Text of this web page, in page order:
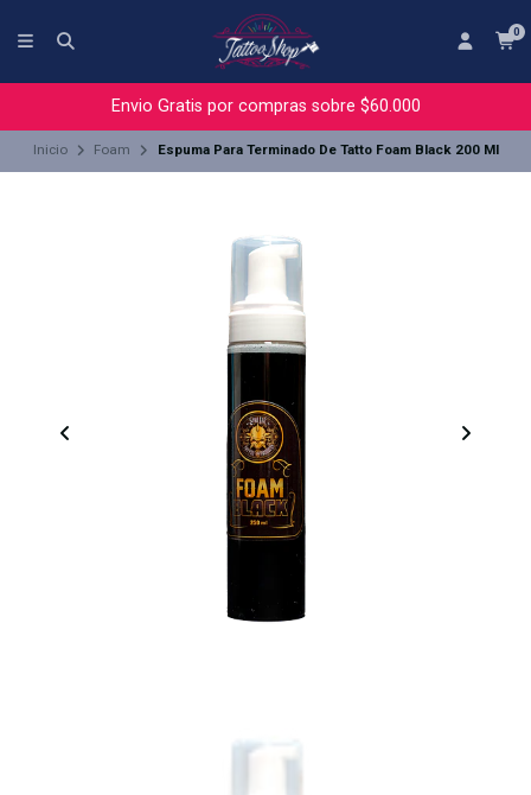
0
Envio Gratis por compras sobre $60.000
Inicio Foam Espuma Para Terminado De Tatto Foam Black 200 Ml